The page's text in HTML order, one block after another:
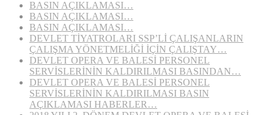
BASIN AÇIKLAMASI…
BASIN AÇIKLAMASI…
BASIN AÇIKLAMASI…
DEVLET TİYATROLARI SSP’Lİ ÇALIŞANLARIN
ÇALIŞMA YÖNETMELİĞİ İÇİN ÇALIŞTAY…
DEVLET OPERA VE BALESİ PERSONEL
SERVİSLERİNİN KALDIRILMASI BASINDAN…
DEVLET OPERA VE BALESİ PERSONEL
SERVİSLERİNİN KALDIRILMASI BASIN
AÇIKLAMASI HABERLER…